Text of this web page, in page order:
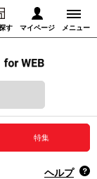
す マイページ メニュー
音からさがす
特集
ヘルプ